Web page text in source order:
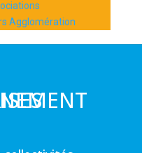
Agglomération